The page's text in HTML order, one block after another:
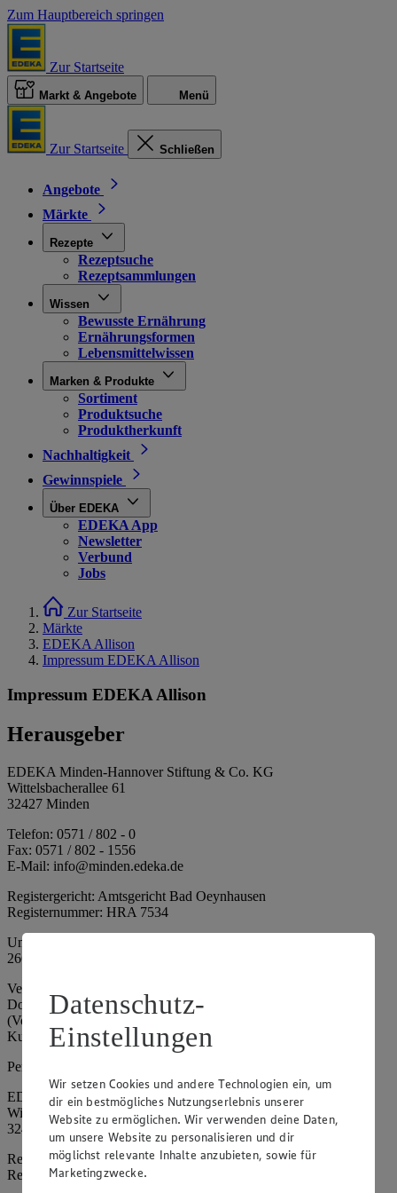
Zum Hauptbereich springen
Zur Startseite
Markt & Angebote Menü
Zur Startseite Schließen
Angebote
Märkte
Rezepte
Rezeptsuche
Rezeptsammlungen
Wissen
Bewusste Ernährung
Ernährungsformen
Lebensmittelwissen
Marken & Produkte
Sortiment
Produktsuche
Produktherkunft
Nachhaltigkeit
Gewinnspiele
Über EDEKA
EDEKA App
Newsletter
Verbund
Jobs
Zur Startseite
Märkte
EDEKA Allison
Impressum EDEKA Allison
Impressum EDEKA Allison
Herausgeber
EDEKA Minden-Hannover Stiftung & Co. KG
Wittelsbacherallee 61
32427 Minden
Telefon: 0571 / 802 - 0
Fax: 0571 / 802 - 1556
E-Mail: info@minden.edeka.de
Registergericht: Amtsgericht Bad Oeynhausen
Registernummer: HRA 7534
Umsatzsteuer-Identifikationsnummer gem. § 27a UStG: DE
266067317
Vertretungsberechtigte: Mark Rosenkranz (Sprecher), Eileen
Dominique Klingsiek (Vorstandsmitglied), Ulf-U. Plath
(Vorstandsmitglied), Stephan Wohler (Vorstandsmitglied), Marc
Kuhlmann (Aufsichtsratsvorsitzender)
Persönlich haftende Gesellschafterin:
EDEKA Minden-Hannover Holding GmbH
Wittelsbacherallee 61
32427 Minden
Registergericht: Amtsgericht Bad Oeynhausen
Registernummer: HRB 4086
Datenschutz-
Einstellungen
Wir setzen Cookies und andere Technologien ein, um
dir ein bestmögliches Nutzungserlebnis unserer
Website zu ermöglichen. Wir verwenden deine Daten,
um unsere Website zu personalisieren und dir
möglichst relevante Inhalte anzubieten, sowie für
Marketingzwecke.